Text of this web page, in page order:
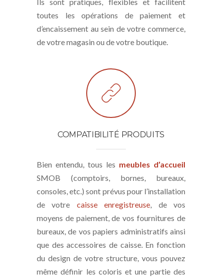
toutes les opérations de paiement et
d’encaissement au sein de votre commerce,
de votre magasin ou de votre boutique.
COMPATIBILITÉ PRODUITS
Bien entendu, tous les meubles d’accueil
SMOB (comptoirs, bornes, bureaux,
consoles, etc.) sont prévus pour l’installation
de votre caisse enregistreuse , de vos
moyens de paiement, de vos fournitures de
bureaux, de vos papiers administratifs ainsi
que des accessoires de caisse. En fonction
du design de votre structure, vous pouvez
même définir les coloris et une partie des